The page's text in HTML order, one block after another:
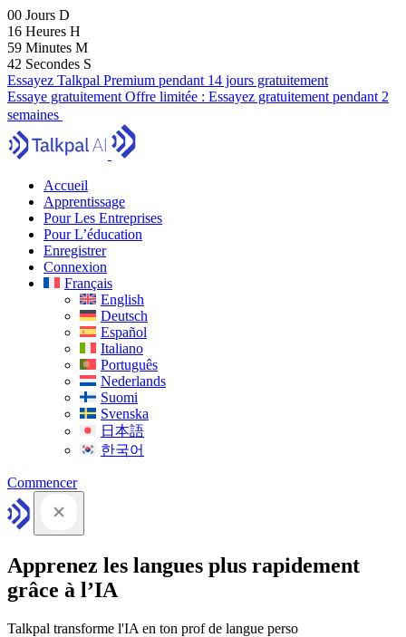
00 Jours D
16 Heures H
59 Minutes M
40 Secondes S
Essayez Talkpal Premium pendant 14 jours gratuitement
Essaye gratuitement Offre limitée : Essayez gratuitement pendant 2
semaines
Accueil
Apprentissage
Pour Les Entreprises
Pour L’éducation
Enregistrer
Connexion
Français
English
Deutsch
Español
Italiano
Português
Nederlands
Suomi
Svenska
日本語
한국어
Commencer
Apprenez les langues plus rapidement
grâce à l’IA
Talkpal transforme l'IA en ton prof de langue perso